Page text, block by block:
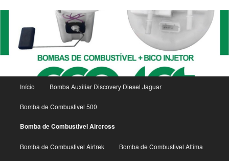
principal
Início Bomba Auxiliar Discovery Diesel Jaguar
Bomba de Combustivel 500
Bomba de Combustivel Aircross
Bomba de Combustivel Airtrek Bomba de Combustivel Altima